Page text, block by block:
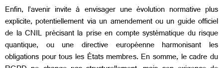
Enfin, l’avenir invite à envisager une évolution normative plus
explicite, potentiellement via un amendement ou un guide officiel
de la CNIL précisant la prise en compte systématique du risque
quantique, ou une directive européenne harmonisant les
obligations pour tous les États membres. En somme, le cadre du